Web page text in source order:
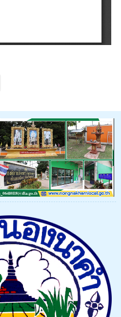
นงานตามภารกิจและความก้าวหน้าตาม
: เเผนดำเนินงาน ประจำปีงบประมาณ 2567